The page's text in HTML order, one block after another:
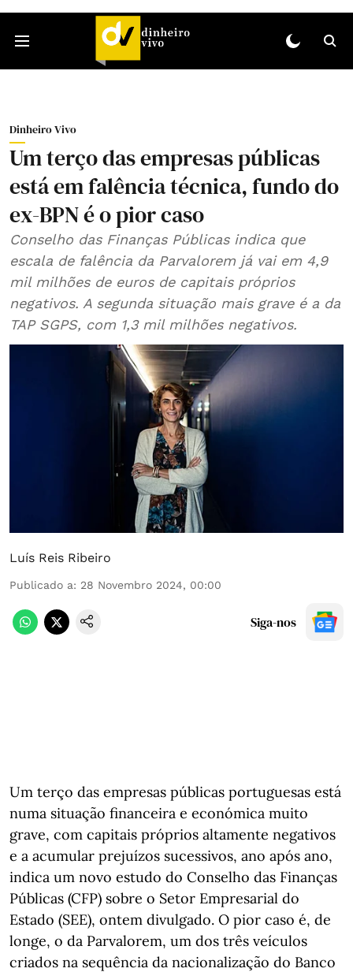
Dinheiro Vivo
Um terço das empresas públicas
está em falência técnica, fundo do
ex-BPN é o pior caso
Conselho das Finanças Públicas indica que
escala de falência da Parvalorem já vai em 4,9
mil milhões de euros de capitais próprios
negativos. A segunda situação mais grave é a da
TAP SGPS, com 1,3 mil milhões negativos.
Luís Reis Ribeiro
Publicado a: 28 Novembro 2024, 00:00
Siga-nos
Um terço das empresas públicas portuguesas está
numa situação financeira e económica muito
grave, com capitais próprios altamente negativos
e a acumular prejuízos sucessivos, ano após ano,
indica um novo estudo do Conselho das Finanças
Públicas (CFP) sobre o Setor Empresarial do
Estado (SEE), ontem divulgado. O pior caso é, de
longe, o da Parvalorem, um dos três veículos
criados na sequência da nacionalização do Banco